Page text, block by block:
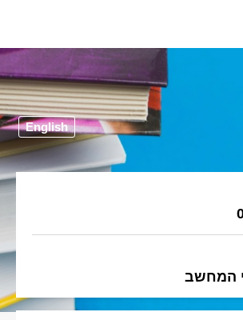
English
המחשב